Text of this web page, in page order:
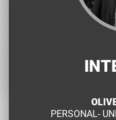
PERSONAL-